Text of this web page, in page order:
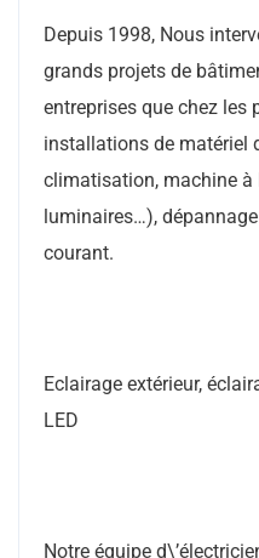
Depuis 1998, Nous
grands projets de
entreprises que chez les
installations de matériel
climatisation, machine à
luminaires…),
courant.
Eclairage extérieur,
LED
Notre équipe